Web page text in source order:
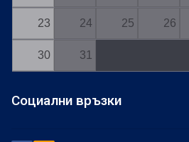
23 24 25 26
30 31
Социални връзки